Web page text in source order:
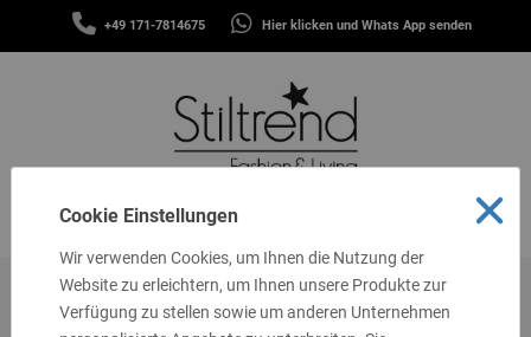
+49 171-7814675 Hier klicken und Whats App senden
MENÜ
SCHALS
STIRNBÄNDER
GUTSCHEINE
TASCHEN
Startseite Fashion
Damen Shirt langarm hellblau mit
Baumwolle Onesize 38 - 44 1282
Cookie Einstellungen
Wir verwenden Cookies, um Ihnen die Nutzung der
Website zu erleichtern, um Ihnen unsere Produkte zur
Verfügung zu stellen sowie um anderen Unternehmen